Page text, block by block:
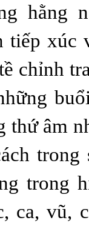
hằng
tiếp xúc
chỉnh
thứ âm
trong
trong
ca, vũ,